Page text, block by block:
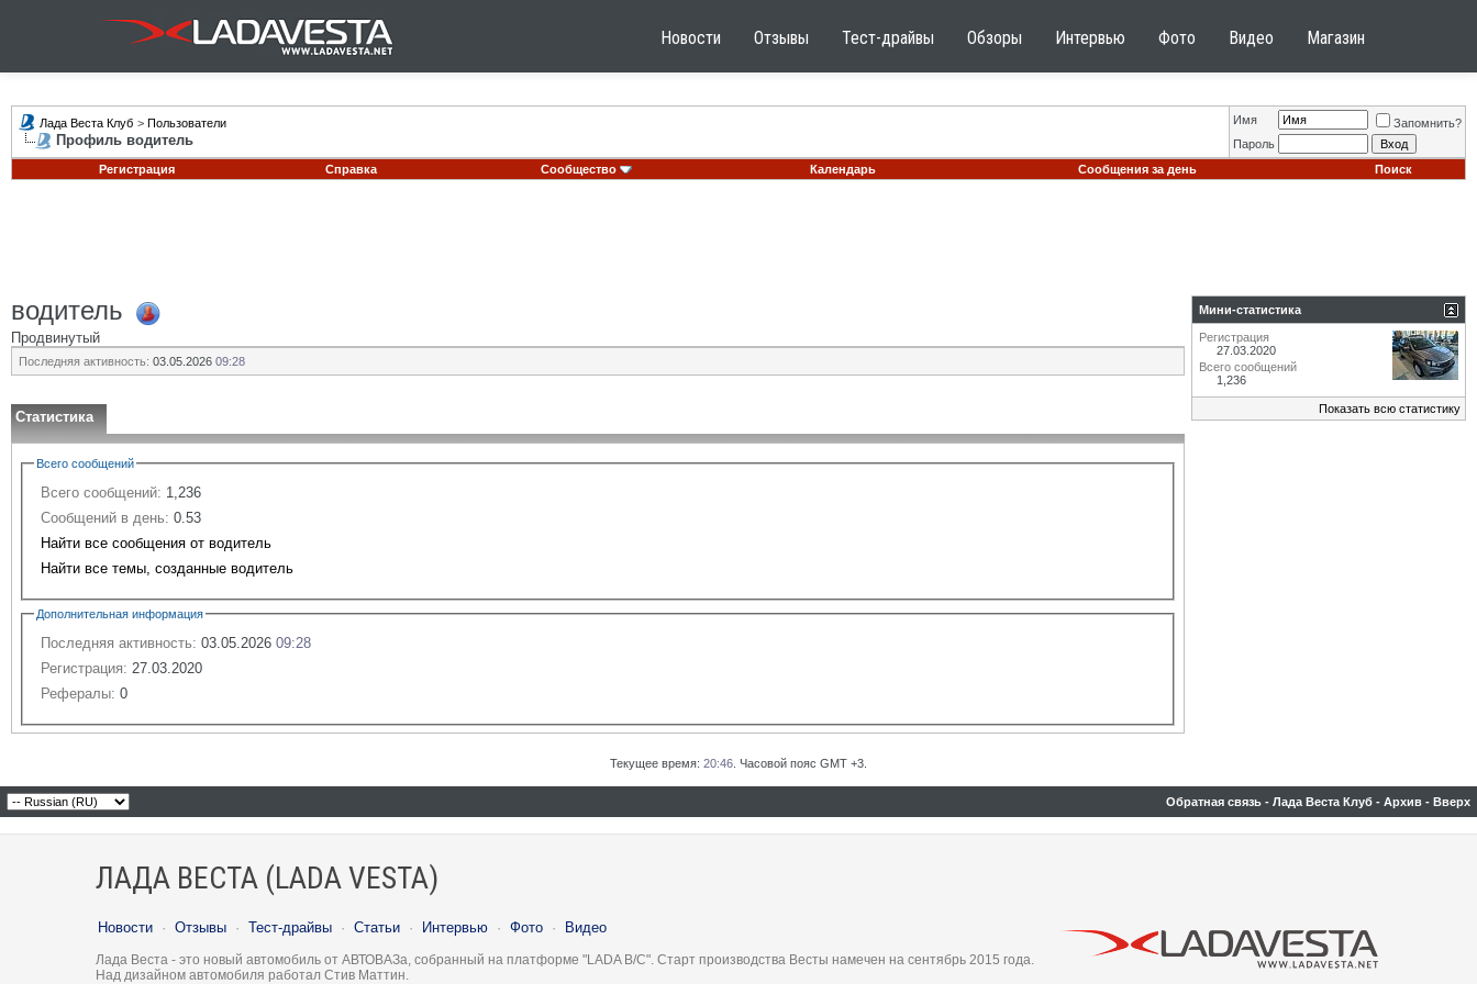
Новости Отзывы Тест-драйвы Обзоры Интервью Фото Видео Магазин
Лада Веста Клуб > Пользователи
Профиль водитель
Имя
Запомнить?
Пароль
Регистрация
Справка Сообщество Календарь Сообщения за день Поиск
водитель
Продвинутый
Последняя активность: 03.05.2026 09:28
Статистика
Всего сообщений
Всего сообщений: 1,236
Сообщений в день: 0.53
Найти все сообщения от водитель
Найти все темы, созданные водитель
Дополнительная информация
Последняя активность: 03.05.2026 09:28
Регистрация: 27.03.2020
Рефералы: 0
Мини-статистика
Регистрация
27.03.2020
Всего сообщений
1,236
Показать всю статистику
Текущее время: 20:46 . Часовой пояс GMT +3.
Обратная связь - Лада Веста Клуб - Архив - Вверх
ЛАДА ВЕСТА (LADA VESTA)
Новости · Отзывы · Тест-драйвы · Статьи · Интервью · Фото · Видео
Лада Веста - это новый автомобиль от АВТОВАЗа, собранный на платформе "LADA B/C". Старт производства Весты намечен на сентябрь 2015 года.
Над дизайном автомобиля работал Стив Маттин.